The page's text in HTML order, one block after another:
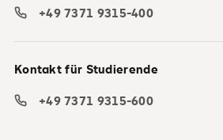
+49 7371 9315-400
Kontakt für Studierende
+49 7371 9315-600